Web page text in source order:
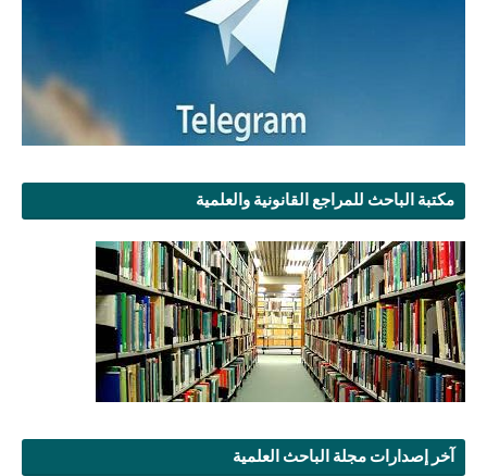
مكتبة الباحث للمراجع القانونية والعلمية
آخر إصدارات مجلة الباحث العلمية